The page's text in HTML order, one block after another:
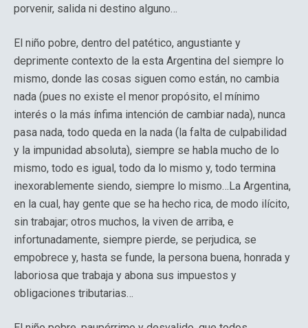
porvenir, salida ni destino alguno…
El niño pobre, dentro del patético, angustiante y
deprimente contexto de la esta Argentina del siempre lo
mismo, donde las cosas siguen como están, no cambia
nada (pues no existe el menor propósito, el mínimo
interés o la más ínfima intención de cambiar nada), nunca
pasa nada, todo queda en la nada (la falta de culpabilidad
y la impunidad absoluta), siempre se habla mucho de lo
mismo, todo es igual, todo da lo mismo y, todo termina
inexorablemente siendo, siempre lo mismo…La Argentina,
en la cual, hay gente que se ha hecho rica, de modo ilícito,
sin trabajar; otros muchos, la viven de arriba, e
infortunadamente, siempre pierde, se perjudica, se
empobrece y, hasta se funde, la persona buena, honrada y
laboriosa que trabaja y abona sus impuestos y
obligaciones tributarias…